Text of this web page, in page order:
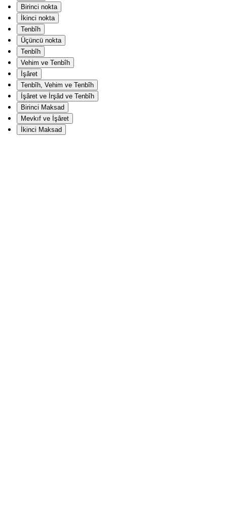
Birinci nokta
İkinci nokta
Tenbîh
Üçüncü nokta
Tenbîh
Vehim ve Tenbîh
İşâret
Tenbîh, Vehim ve Tenbîh
İşâret ve İrşâd ve Tenbîh
Birinci Maksad
Mevkıf ve İşâret
İkinci Maksad